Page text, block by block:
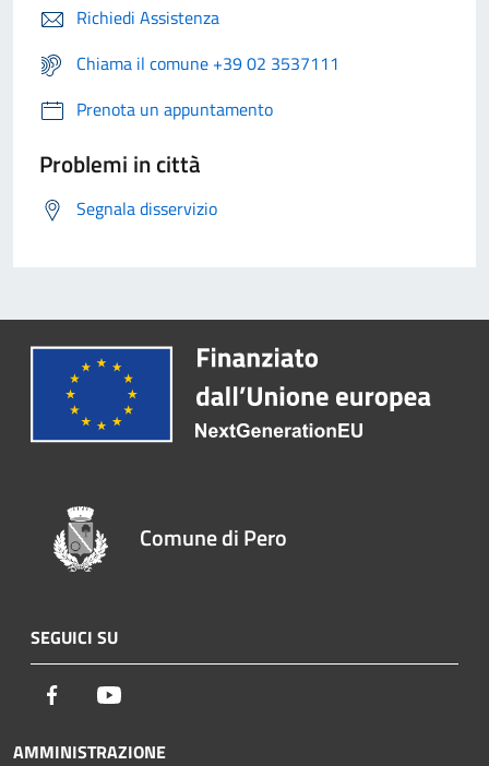
Richiedi Assistenza
Chiama il comune +39 02 3537111
Prenota un appuntamento
Problemi in città
Segnala disservizio
Comune di Pero
SEGUICI SU
Facebook
AMMINISTRAZIONE